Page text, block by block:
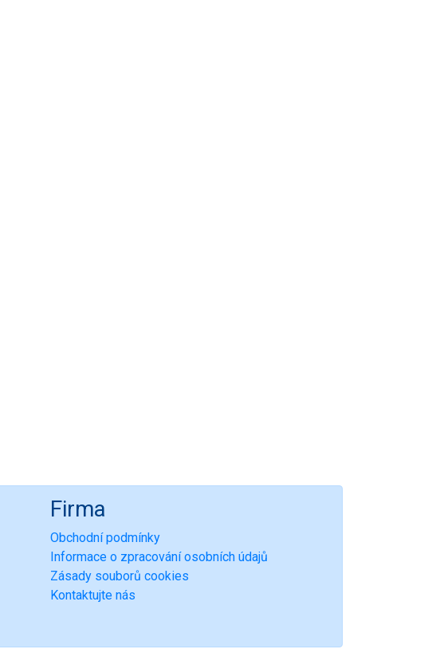
Firma
Obchodní podmínky
Informace o zpracování osobních údajů
Zásady souborů cookies
Kontaktujte nás